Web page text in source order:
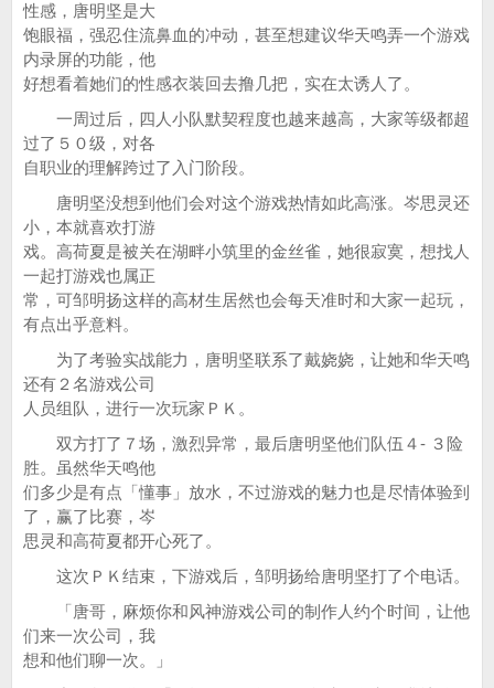
性感，唐明坚是大
饱眼福，强忍住流鼻血的冲动，甚至想建议华天鸣弄一个游戏
内录屏的功能，他
好想看着她们的性感衣装回去撸几把，实在太诱人了。
一周过后，四人小队默契程度也越来越高，大家等级都超
过了５０级，对各
自职业的理解跨过了入门阶段。
唐明坚没想到他们会对这个游戏热情如此高涨。岑思灵还
小，本就喜欢打游
戏。高荷夏是被关在湖畔小筑里的金丝雀，她很寂寞，想找人
一起打游戏也属正
常，可邹明扬这样的高材生居然也会每天准时和大家一起玩，
有点出乎意料。
为了考验实战能力，唐明坚联系了戴娆娆，让她和华天鸣
还有２名游戏公司
人员组队，进行一次玩家ＰＫ。
双方打了７场，激烈异常，最后唐明坚他们队伍４- ３险
胜。虽然华天鸣他
们多少是有点「懂事」放水，不过游戏的魅力也是尽情体验到
了，赢了比赛，岑
思灵和高荷夏都开心死了。
这次ＰＫ结束，下游戏后，邹明扬给唐明坚打了个电话。
「唐哥，麻烦你和风神游戏公司的制作人约个时间，让他
们来一次公司，我
想和他们聊一次。」